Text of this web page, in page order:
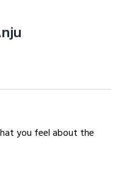
you feel about the